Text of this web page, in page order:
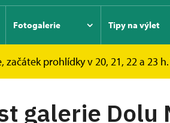
Fotogalerie Tipy na výlet
prohlídky v 20, 21, 22 a 23 h.
galerie Dolu